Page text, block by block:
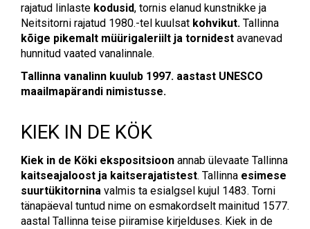
rajatud linlaste kodusid, tornis elanud kunstnikke ja
Neitsitorni rajatud 1980.-tel kuulsat kohvikut. Tallinna
kõige pikemalt müürigaleriilt ja tornidest avanevad
hunnitud vaated vanalinnale.
Tallinna vanalinn kuulub 1997. aastast UNESCO
maailmapärandi nimistusse.
KIEK IN DE KÖK
Kiek in de Köki ekspositsioon annab ülevaate Tallinna
kaitseajaloost ja kaitserajatistest. Tallinna esimese
suurtükitornina valmis ta esialgsel kujul 1483. Torni
tänapäeval tuntud nime on esmakordselt mainitud 1577.
aastal Tallinna teise piiramise kirjelduses. Kiek in de